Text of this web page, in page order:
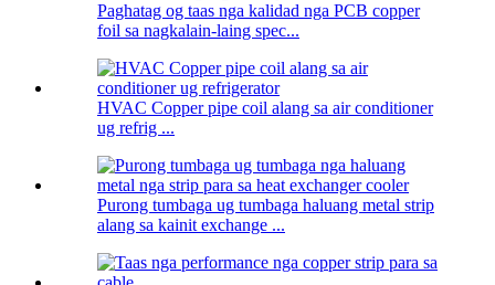
Paghatag og taas nga kalidad nga PCB copper
foil sa nagkalain-laing spec...
HVAC Copper pipe coil alang sa air conditioner
ug refrig ...
Purong tumbaga ug tumbaga haluang metal strip
alang sa kainit exchange ...